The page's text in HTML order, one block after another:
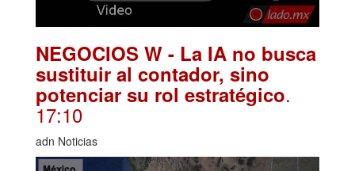
NEGOCIOS W - La IA no busca
sustituir al contador, sino
potenciar su rol estratégico.
17:10
adn Noticias